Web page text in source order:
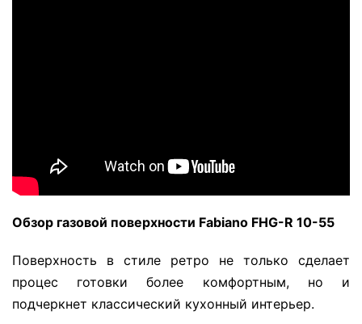
Обзор газовой поверхности Fabiano FHG-R 10-55
Поверхность в стиле ретро не только сделает
процес готовки более комфортным, но и
подчеркнет классический кухонный интерьер.